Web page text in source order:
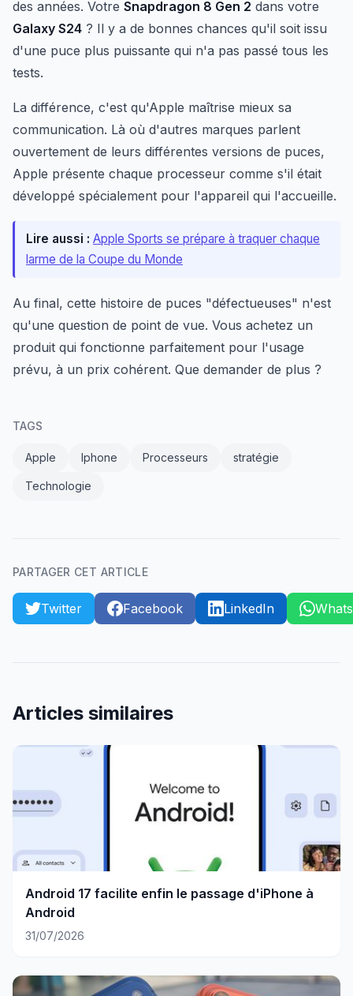
des années. Votre Snapdragon 8 Gen 2 dans votre
Galaxy S24 ? Il y a de bonnes chances qu'il soit issu
d'une puce plus puissante qui n'a pas passé tous les
tests.
La différence, c'est qu'Apple maîtrise mieux sa
communication. Là où d'autres marques parlent
ouvertement de leurs différentes versions de puces,
Apple présente chaque processeur comme s'il était
développé spécialement pour l'appareil qui l'accueille.
Lire aussi : Apple Sports se prépare à traquer chaque
larme de la Coupe du Monde
Au final, cette histoire de puces "défectueuses" n'est
qu'une question de point de vue. Vous achetez un
produit qui fonctionne parfaitement pour l'usage
prévu, à un prix cohérent. Que demander de plus ?
TAGS
Apple Iphone Processeurs stratégie
Technologie
PARTAGER CET ARTICLE
Twitter Facebook LinkedIn
Articles similaires
Android 17 facilite enfin le passage d'iPhone à
Android
31/07/2026